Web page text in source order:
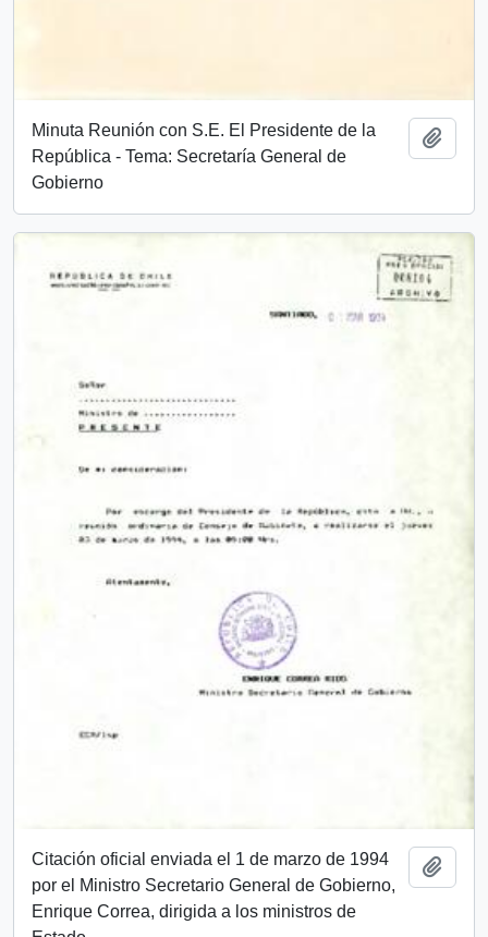
Minuta Reunión con S.E. El Presidente de la
República - Tema: Secretaría General de
Gobierno
Citación oficial enviada el 1 de marzo de 1994
por el Ministro Secretario General de Gobierno,
Enrique Correa, dirigida a los ministros de